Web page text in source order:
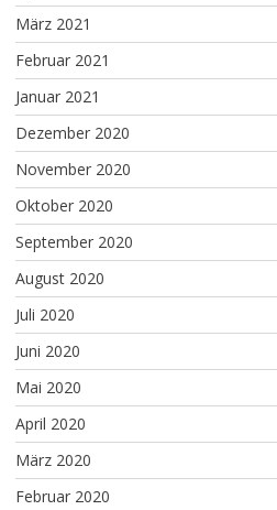
März 2021
Februar 2021
Januar 2021
Dezember 2020
November 2020
Oktober 2020
September 2020
August 2020
Juli 2020
Juni 2020
Mai 2020
April 2020
März 2020
Februar 2020